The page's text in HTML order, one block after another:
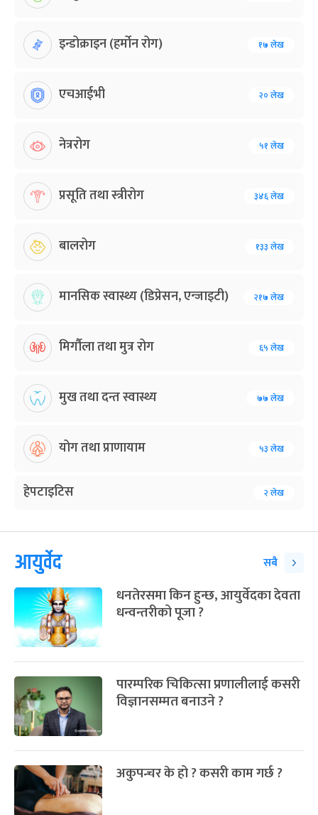
इन्डोक्राइन (हर्मोन रोग) १७ लेख
एचआईभी २० लेख
नेत्ररोग ५१ लेख
प्रसूति तथा स्त्रीरोग ३४६ लेख
बालरोग १३३ लेख
मानसिक स्वास्थ्य (डिप्रेसन, एन्जाइटी) २१७ लेख
मिर्गौला तथा मुत्र रोग ६५ लेख
मुख तथा दन्त स्वास्थ्य ७७ लेख
योग तथा प्राणायाम ५३ लेख
हेपटाइटिस २ लेख
आयुर्वेद सबै
धनतेरसमा किन हुन्छ, आयुर्वेदका देवता
धन्वन्तरीको पूजा ?
पारम्परिक चिकित्सा प्रणालीलाई कसरी
विज्ञानसम्मत बनाउने ?
अकुपन्चर के हो ? कसरी काम गर्छ ?